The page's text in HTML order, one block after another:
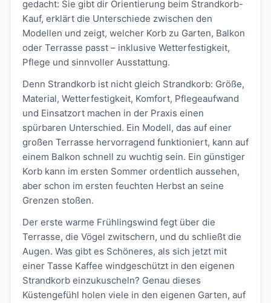
gedacht: Sie gibt dir Orientierung beim Strandkorb-
Kauf, erklärt die Unterschiede zwischen den
Modellen und zeigt, welcher Korb zu Garten, Balkon
oder Terrasse passt – inklusive Wetterfestigkeit,
Pflege und sinnvoller Ausstattung.
Denn Strandkorb ist nicht gleich Strandkorb: Größe,
Material, Wetterfestigkeit, Komfort, Pflegeaufwand
und Einsatzort machen in der Praxis einen
spürbaren Unterschied. Ein Modell, das auf einer
großen Terrasse hervorragend funktioniert, kann auf
einem Balkon schnell zu wuchtig sein. Ein günstiger
Korb kann im ersten Sommer ordentlich aussehen,
aber schon im ersten feuchten Herbst an seine
Grenzen stoßen.
Der erste warme Frühlingswind fegt über die
Terrasse, die Vögel zwitschern, und du schließt die
Augen. Was gibt es Schöneres, als sich jetzt mit
einer Tasse Kaffee windgeschützt in den eigenen
Strandkorb einzukuscheln? Genau dieses
Küstengefühl holen viele in den eigenen Garten, auf